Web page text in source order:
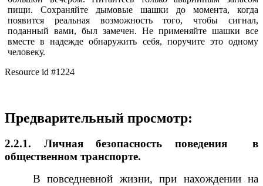
пищи. Сохраняйте дымовые шашки до момента, когда
появится реальная возможность того, чтобы сигнал,
поданный вами, был замечен. Не применяйте шашки все
вместе в надежде обнаружить себя, поручите это одному
человеку.
Resource id #1224
Предварительный просмотр:
2.2.1. Личная безопасность поведения в
общественном транспорте.
В повседневной жизни, при нахождении на